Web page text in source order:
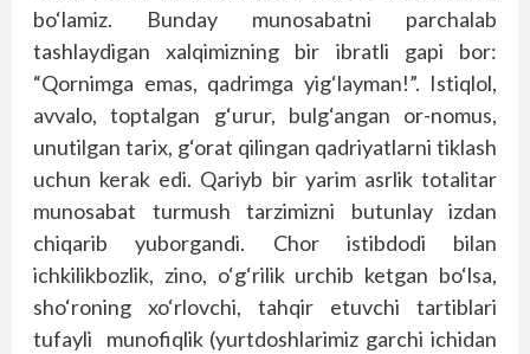
bo‘lamiz. Bunday munosabatni parchalab
tashlaydigan xalqimizning bir ibratli gapi bor:
“Qornimga emas, qadrimga yig‘layman!”. Istiqlol,
avvalo, toptalgan g‘urur, bulg‘angan or-nomus,
unutilgan tarix, g‘orat qilingan qadriyatlarni tiklash
uchun kerak edi. Qariyb bir yarim asrlik totalitar
munosabat turmush tarzimizni butunlay izdan
chiqarib yuborgandi. Chor istibdodi bilan
ichkilikbozlik, zino, o‘g‘rilik urchib ketgan bo‘lsa,
sho‘roning xo‘rlovchi, tahqir etuvchi tartiblari
tufayli munofiqlik (yurtdoshlarimiz garchi ichidan